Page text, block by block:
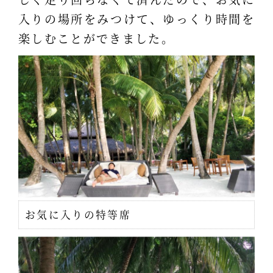
入りの場所をみつけて、ゆっくり時間を
楽しむことができました。
お気に入りの特等席